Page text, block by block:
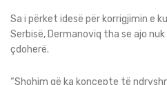
Sa i përket idesë për korrigjimin e
Serbisë, Dermanoviq tha se ajo
çdoherë.
“Shohim që ka koncepte të